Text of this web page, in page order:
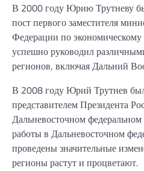
В 2000 году Юрию Трутневу
пост первого заместителя
Федерации по
успешно руководил
регионов, включая Дальний
В 2008 году Юрий Трутнев
представителем Президента
Дальневосточном федеральном
работы в Дальневосточном
проведены значительные
регионы растут и процветают.